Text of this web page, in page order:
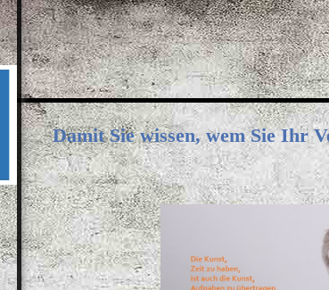
Damit Sie wissen, wem Sie Ihr